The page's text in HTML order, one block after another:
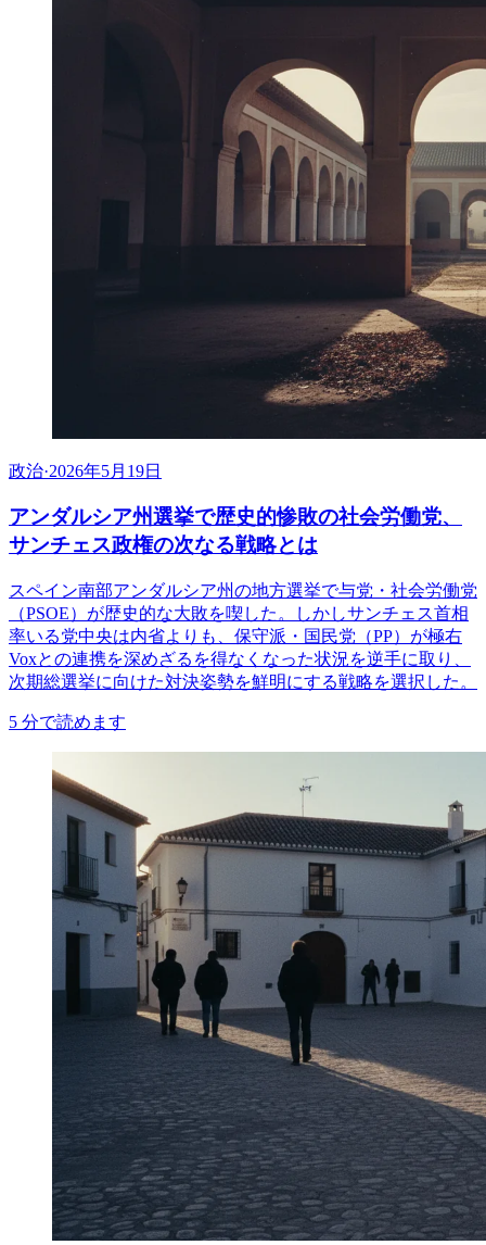
政治·2026年5月19日
アンダルシア州選挙で歴史的惨敗の社会労働党、
サンチェス政権の次なる戦略とは
スペイン南部アンダルシア州の地方選挙で与党・社会労働党
（PSOE）が歴史的な大敗を喫した。しかしサンチェス首相
率いる党中央は内省よりも、保守派・国民党（PP）が極右
Voxとの連携を深めざるを得なくなった状況を逆手に取り、
次期総選挙に向けた対決姿勢を鮮明にする戦略を選択した。
5 分で読めます